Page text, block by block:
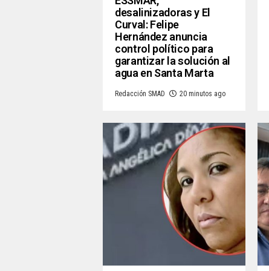
desalinizadoras y El
Curval: Felipe
Hernández anuncia
control político para
garantizar la solución al
agua en Santa Marta
Redacción SMAD 20 minutos ago